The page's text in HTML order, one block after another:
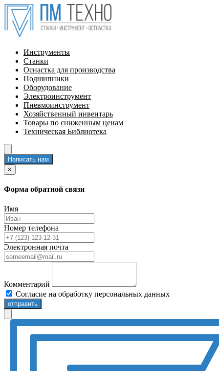
Инструменты
Станки
Оснастка для производства
Подшипники
Оборудование
Электроинструмент
Пневмоинструмент
Хозяйственный инвентарь
Товары по сниженным ценам
Техническая Библиотека
Написать нам
×
Форма обратной связи
Имя
Номер телефона
Электронная почта
Комментарий
Согласие на обработку персональных данных
отправить